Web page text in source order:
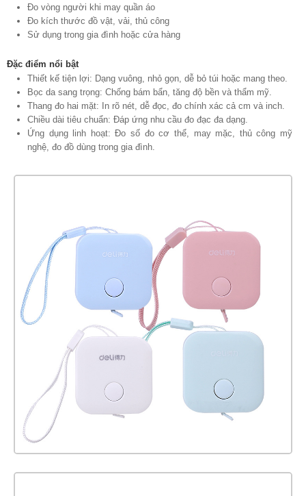
Đo vòng người khi may quần áo
Đo kích thước đồ vật, vải, thủ công
Sử dụng trong gia đình hoặc cửa hàng
Đặc điểm nổi bật
Thiết kế tiện lợi: Dạng vuông, nhỏ gọn, dễ bỏ túi hoặc mang theo.
Bọc da sang trọng: Chống bám bẩn, tăng độ bền và thẩm mỹ.
Thang đo hai mặt: In rõ nét, dễ đọc, đo chính xác cả cm và inch.
Chiều dài tiêu chuẩn: Đáp ứng nhu cầu đo đạc đa dạng.
Ứng dụng linh hoạt: Đo số đo cơ thể, may mặc, thủ công mỹ
nghệ, đo đồ dùng trong gia đình.